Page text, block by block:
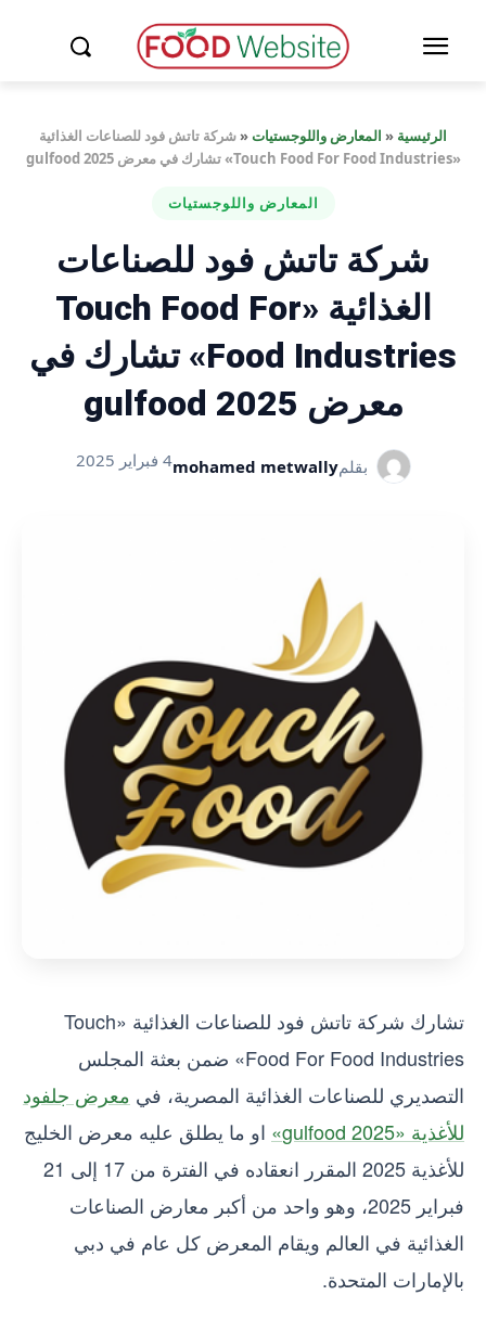
الرئيسية « المعارض واللوجستيات«شركة تاتش فود للصناعات الغذائية
«Touch Food For Food Industries» تشارك في معرض gulfood 2025
المعارض واللوجستيات
شركة تاتش فود للصناعات
الغذائية «Touch Food For
Food Industries» تشارك في
معرض gulfood 2025
بقلمmohamed metwally4 فبراير 2025
تشارك شركة تاتش فود للصناعات الغذائية «Touch
Food For Food Industries» ضمن بعثة المجلس
التصديري للصناعات الغذائية المصرية، في معرض جلفود
للأغذية «gulfood 2025»
او ما يطلق عليه معرض الخليج
للأغذية 2025 المقرر انعقاده في الفترة من 17 إلى 21
فبراير 2025، وهو واحد من أكبر معارض الصناعات
الغذائية في العالم ويقام المعرض كل عام في دبي
بالإمارات المتحدة.